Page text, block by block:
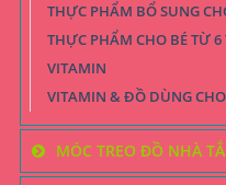
THỰC PHẨM BỔ SUNG
THỰC PHẨM CHO BÉ TỪ 6
VITAMIN
VITAMIN & ĐỒ DÙNG
MÓC TREO ĐỒ NHÀ